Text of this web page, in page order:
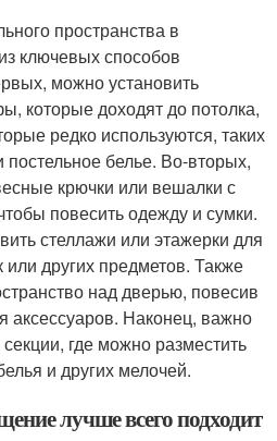
пространства в
ключевых способов
можно установить
которые доходят до потолка,
редко используются, таких
постельное белье. Во-вторых,
крючки или вешалки с
повесить одежду и сумки.
стеллажи или этажерки для
других предметов. Также
над дверью, повесив
аксессуаров. Наконец, важно
где можно разместить
и других мелочей.
лучше всего подходит